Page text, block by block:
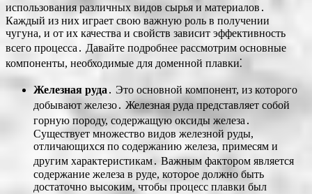
использования различных видов сырья и материалов․
Каждый из них играет свою важную роль в получении
чугуна, и от их качества и свойств зависит эффективность
всего процесса․ Давайте подробнее рассмотрим основные
компоненты, необходимые для доменной плавки⁚
Железная руда ․ Это основной компонент, из которого
добывают железо․ Железная руда представляет собой
горную породу, содержащую оксиды железа․
Существует множество видов железной руды,
отличающихся по содержанию железа, примесям и
другим характеристикам․ Важным фактором является
содержание железа в руде, которое должно быть
достаточно высоким, чтобы процесс плавки был